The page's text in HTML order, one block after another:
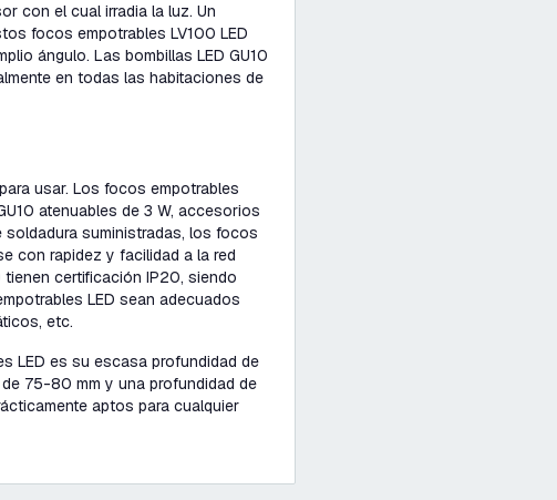
con el cual irradia la luz. Un
focos empotrables LV100 LED
ángulo. Las bombillas LED GU10
en todas las habitaciones de
usar. Los focos empotrables
atenuables de 3 W, accesorios
soldadura suministradas, los focos
con rapidez y facilidad a la red
certificación IP20, siendo
LED sean adecuados
etc.
LED es su escasa profundidad de
75-80 mm y una profundidad de
aptos para cualquier